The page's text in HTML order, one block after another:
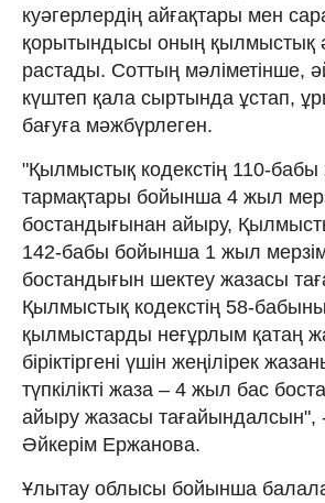
куәгерлердің айғақтары мен
қорытындысы оның қылмыстық
растады. Соттың мәліметінше,
күштеп қала сыртында ұстап,
бағуға мәжбүрлеген.
"Қылмыстық кодекстің 110-бабы
тармақтары бойынша 4 жыл
бостандығынан айыру,
142-бабы бойынша 1 жыл
бостандығын шектеу жазасы
Қылмыстық кодекстің 58-
қылмыстарды неғұрлым қатаң
біріктіргені үшін жеңілірек
түпкілікті жаза – 4 жыл бас
айыру жазасы тағайындалсын",
Әйкерім Ержанова.
Ұлытау облысы бойынша